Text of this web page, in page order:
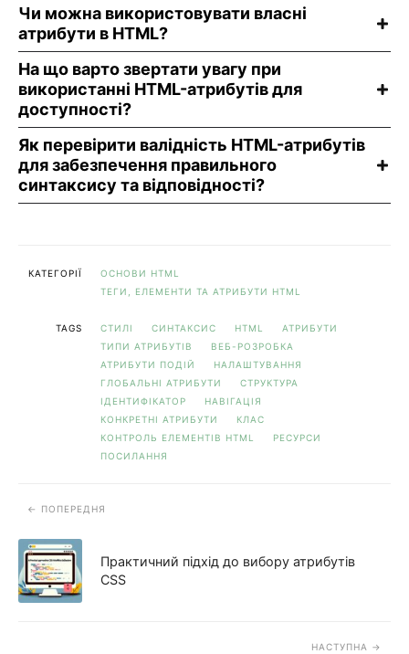
Чи можна використовувати власні
атрибути в HTML?
На що варто звертати увагу при
використанні HTML-атрибутів для
доступності?
Як перевірити валідність HTML-атрибутів
для забезпечення правильного
синтаксису та відповідності?
КАТЕГОРІЇ
ОСНОВИ HTML
ТЕГИ, ЕЛЕМЕНТИ ТА АТРИБУТИ HTML
TAGS СТИЛІ СИНТАКСИС HTML
АТРИБУТИ
ТИПИ АТРИБУТІВ
ВЕБ-РОЗРОБКА
АТРИБУТИ ПОДІЙ
НАЛАШТУВАННЯ
ГЛОБАЛЬНІ АТРИБУТИ
СТРУКТУРА
ІДЕНТИФІКАТОР
НАВІГАЦІЯ
КОНКРЕТНІ АТРИБУТИ
КЛАС
КОНТРОЛЬ ЕЛЕМЕНТІВ HTML
РЕСУРСИ
ПОСИЛАННЯ
ПОПЕРЕДНЯ
Практичний підхід до вибору атрибутів
CSS
НАСТУПНА